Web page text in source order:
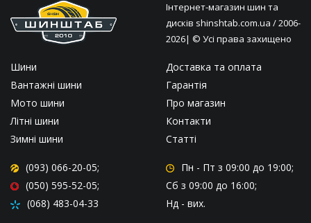
Шини
Вантажні шини
Мото шини
Літні шини
Зимні шини
Доставка та оплата
Гарантія
Про магазин
Контакти
Статті
(093) 066-20-05;
(050) 595-52-05;
(068) 483-04-33
Пн - Пт з 09:00 до 19:00;
Сб з 09:00 до 16:00;
Нд - вих.
Інтернет-магазин шин та
дисків shinshtab.com.ua / 2006-
2026| © Усі права захищено